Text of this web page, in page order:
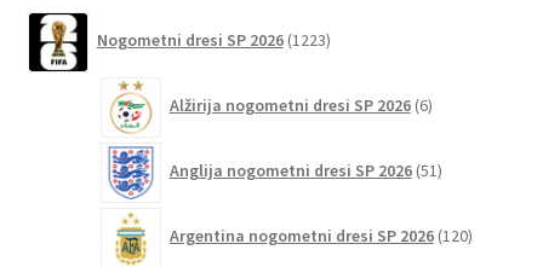
izberete
strani
Nogometni dresi SP 2026 1223izdelkov
Alžirija nogometni dresi SP 2026 6izdelkov
Anglija nogometni dresi SP 2026 51izdelkov
Argentina nogometni dresi SP 2026 120izdelkov